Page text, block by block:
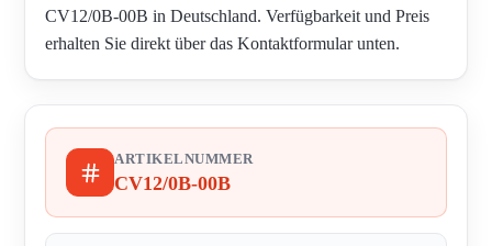
CV12/0B-00B in Deutschland. Verfügbarkeit und Preis
erhalten Sie direkt über das Kontaktformular unten.
ARTIKELNUMMER
CV12/0B-00B